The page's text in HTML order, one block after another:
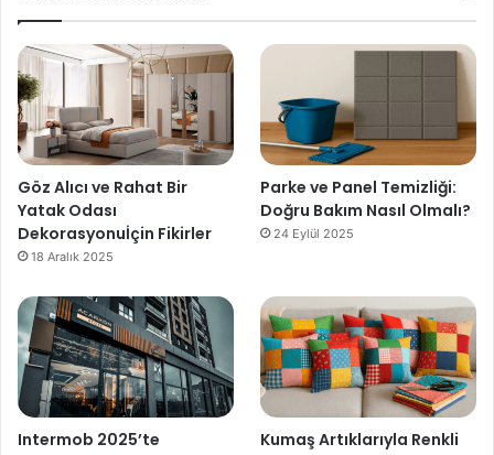
Göz Alıcı ve Rahat Bir
Yatak Odası
Dekorasyonuİçin Fikirler
18 Aralık 2025
Parke ve Panel Temizliği:
Doğru Bakım Nasıl Olmalı?
24 Eylül 2025
Intermob 2025’te
Kumaş Artıklarıyla Renkli